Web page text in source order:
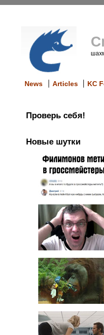
News Articles KC
Проверь себя!
Новые шутки